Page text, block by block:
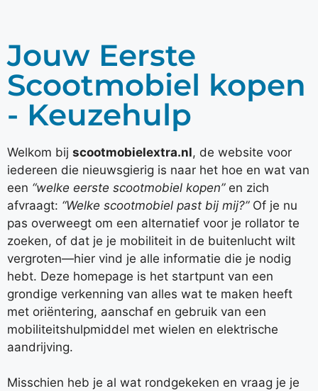
Jouw Eerste
Scootmobiel kopen
- Keuzehulp
Welkom bij scootmobielextra.nl, de website voor
iedereen die nieuwsgierig is naar het hoe en wat van
een “welke eerste scootmobiel kopen”en zich
afvraagt: “Welke scootmobiel past bij mij?”Of je nu
pas overweegt om een alternatief voor je rollator te
zoeken, of dat je je mobiliteit in de buitenlucht wilt
vergroten—hier vind je alle informatie die je nodig
hebt. Deze homepage is het startpunt van een
grondige verkenning van alles wat te maken heeft
met oriëntering, aanschaf en gebruik van een
mobiliteitshulpmiddel met wielen en elektrische
aandrijving.
Misschien heb je al wat rondgekeken en vraag je je